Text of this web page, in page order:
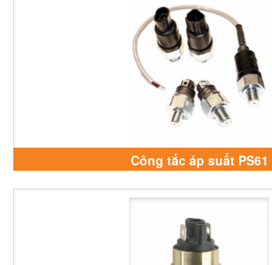
Công tắc áp suất PS61